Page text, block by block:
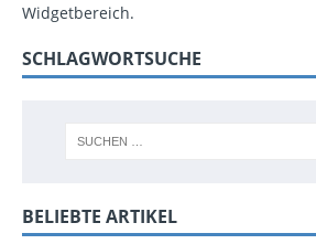
Widgetbereich.
SCHLAGWORTSUCHE
BELIEBTE ARTIKEL